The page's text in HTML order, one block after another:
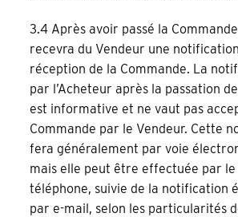
3.4 Après avoir passé la
recevra du Vendeur une
réception de la Commande. La
par l’Acheteur après la passation
est informative et ne vaut pas
Commande par le Vendeur. Cette
fera généralement par voie
mais elle peut être effectuée par
téléphone, suivie de la notification
par e-mail, selon les particularités